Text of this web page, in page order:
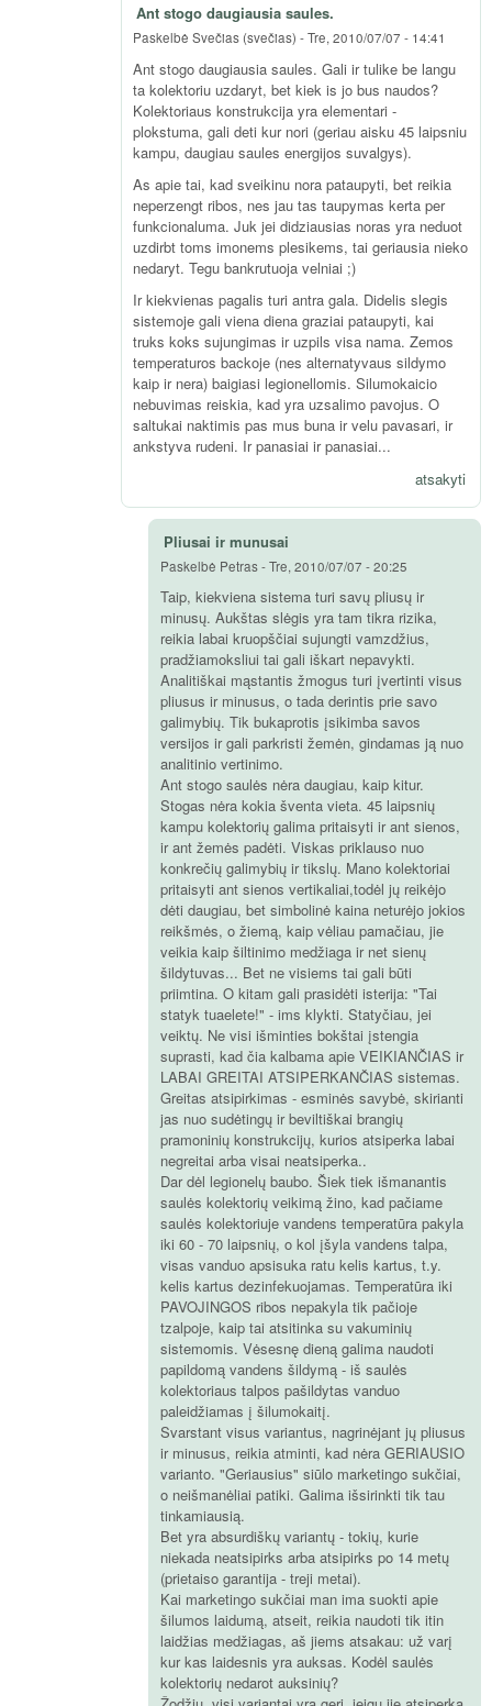
Ant stogo daugiausia saules.
Paskelbė Svečias (svečias) -Tre, 2010/07/07 - 14:41
Ant stogo daugiausia saules. Gali ir tulike be langu
ta kolektoriu uzdaryt, bet kiek is jo bus naudos?
Kolektoriaus konstrukcija yra elementari -
plokstuma, gali deti kur nori (geriau aisku 45 laipsniu
kampu, daugiau saules energijos suvalgys).
As apie tai, kad sveikinu nora pataupyti, bet reikia
neperzengt ribos, nes jau tas taupymas kerta per
funkcionaluma. Juk jei didziausias noras yra neduot
uzdirbt toms imonems plesikems, tai geriausia nieko
nedaryt. Tegu bankrutuoja velniai ;)
Ir kiekvienas pagalis turi antra gala. Didelis slegis
sistemoje gali viena diena graziai pataupyti, kai
truks koks sujungimas ir uzpils visa nama. Zemos
temperaturos backoje (nes alternatyvaus sildymo
kaip ir nera) baigiasi legionellomis. Silumokaicio
nebuvimas reiskia, kad yra uzsalimo pavojus. O
saltukai naktimis pas mus buna ir velu pavasari, ir
ankstyva rudeni. Ir panasiai ir panasiai...
atsakyti
Pliusai ir munusai
Paskelbė Petras-Tre, 2010/07/07 - 20:25
Taip, kiekviena sistema turi savų pliusų ir
minusų. Aukštas slėgis yra tam tikra rizika,
reikia labai kruopščiai sujungti vamzdžius,
pradžiamoksliui tai gali iškart nepavykti.
Analitiškai mąstantis žmogus turi įvertinti visus
pliusus ir minusus, o tada derintis prie savo
galimybių. Tik bukaprotis įsikimba savos
versijos ir gali parkristi žemėn, gindamas ją nuo
analitinio vertinimo.
Ant stogo saulės nėra daugiau, kaip kitur.
Stogas nėra kokia šventa vieta. 45 laipsnių
kampu kolektorių galima pritaisyti ir ant sienos,
ir ant žemės padėti. Viskas priklauso nuo
konkrečių galimybių ir tikslų. Mano kolektoriai
pritaisyti ant sienos vertikaliai,todėl jų reikėjo
dėti daugiau, bet simbolinė kaina neturėjo jokios
reikšmės, o žiemą, kaip vėliau pamačiau, jie
veikia kaip šiltinimo medžiaga ir net sienų
šildytuvas... Bet ne visiems tai gali būti
priimtina. O kitam gali prasidėti isterija: "Tai
statyk tuaelete!" - ims klykti. Statyčiau, jei
veiktų. Ne visi išminties bokštai įstengia
suprasti, kad čia kalbama apie VEIKIANČIAS ir
LABAI GREITAI ATSIPERKANČIAS sistemas.
Greitas atsipirkimas - esminės savybė, skirianti
jas nuo sudėtingų ir beviltiškai brangių
pramoninių konstrukcijų, kurios atsiperka labai
negreitai arba visai neatsiperka..
Dar dėl legionelų baubo. Šiek tiek išmanantis
saulės kolektorių veikimą žino, kad pačiame
saulės kolektoriuje vandens temperatūra pakyla
iki 60 - 70 laipsnių, o kol įšyla vandens talpa,
visas vanduo apsisuka ratu kelis kartus, t.y.
kelis kartus dezinfekuojamas. Temperatūra iki
PAVOJINGOS ribos nepakyla tik pačioje
tzalpoje, kaip tai atsitinka su vakuminių
sistemomis. Vėsesnę dieną galima naudoti
papildomą vandens šildymą - iš saulės
kolektoriaus talpos pašildytas vanduo
paleidžiamas į šilumokaitį.
Svarstant visus variantus, nagrinėjant jų pliusus
ir minusus, reikia atminti, kad nėra GERIAUSIO
varianto. "Geriausius" siūlo marketingo sukčiai,
o neišmanėliai patiki. Galima išsirinkti tik tau
tinkamiausią.
Bet yra absurdiškų variantų - tokių, kurie
niekada neatsipirks arba atsipirks po 14 metų
(prietaiso garantija - treji metai).
Kai marketingo sukčiai man ima suokti apie
šilumos laidumą, atseit, reikia naudoti tik itin
laidžias medžiagas, aš jiems atsakau: už varį
kur kas laidesnis yra auksas. Kodėl saulės
kolektorių nedarot auksinių?